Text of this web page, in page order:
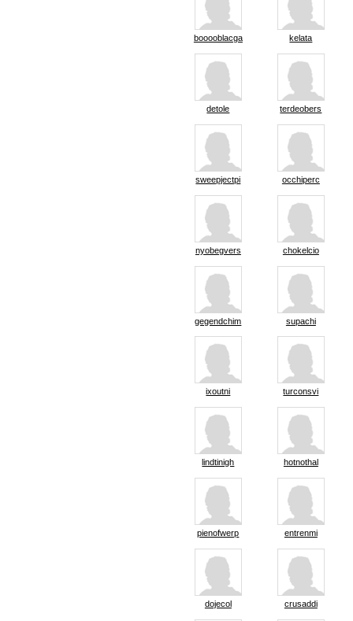
booooblacga kelata
detole terdeobers
sweepjectpi occhiperc
nyobegvers chokelcio
gegendchim supachi
ixoutni turconsvi
lindtinigh hotnothal
pienofwerp entrenmi
dojecol crusaddi